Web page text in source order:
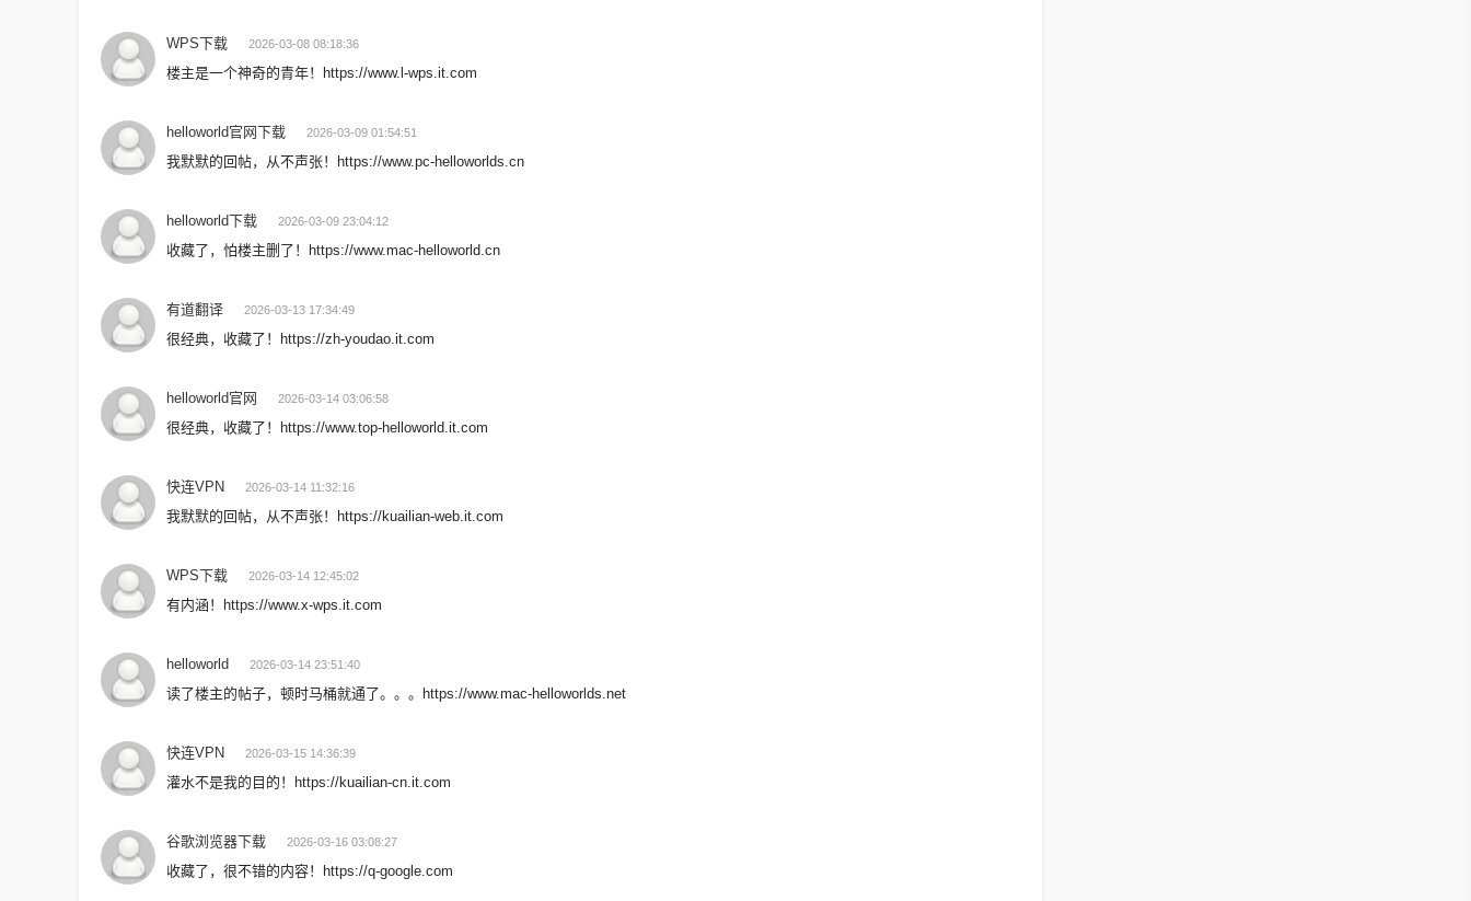
WPS下载 2026-03-08 08:18:36
楼主是一个神奇的青年！https://www.l-wps.it.com
helloworld官网下载 2026-03-09 01:54:51
我默默的回帖，从不声张！https://www.pc-helloworlds.cn
helloworld下载 2026-03-09 23:04:12
收藏了，怕楼主删了！https://www.mac-helloworld.cn
有道翻译 2026-03-13 17:34:49
很经典，收藏了！https://zh-youdao.it.com
helloworld官网 2026-03-14 03:06:58
很经典，收藏了！https://www.top-helloworld.it.com
快连VPN 2026-03-14 11:32:16
我默默的回帖，从不声张！https://kuailian-web.it.com
WPS下载 2026-03-14 12:45:02
有内涵！https://www.x-wps.it.com
helloworld 2026-03-14 23:51:40
读了楼主的帖子，顿时马桶就通了。。。https://www.mac-helloworlds.net
快连VPN 2026-03-15 14:36:39
灌水不是我的目的！https://kuailian-cn.it.com
谷歌浏览器下载 2026-03-16 03:08:27
收藏了，很不错的内容！https://q-google.com